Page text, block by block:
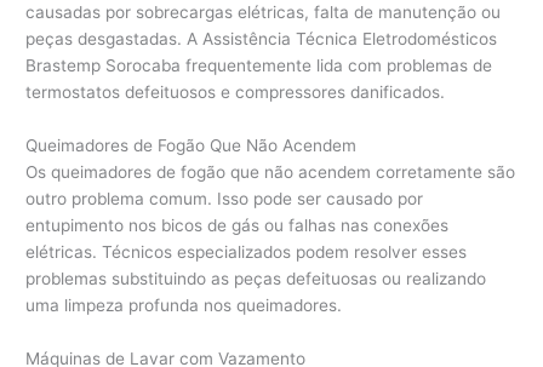
causadas por sobrecargas elétricas, falta de manutenção ou
peças desgastadas. A Assistência Técnica Eletrodomésticos
Brastemp Sorocaba frequentemente lida com problemas de
termostatos defeituosos e compressores danificados.
Queimadores de Fogão Que Não Acendem
Os queimadores de fogão que não acendem corretamente são
outro problema comum. Isso pode ser causado por
entupimento nos bicos de gás ou falhas nas conexões
elétricas. Técnicos especializados podem resolver esses
problemas substituindo as peças defeituosas ou realizando
uma limpeza profunda nos queimadores.
Máquinas de Lavar com Vazamento